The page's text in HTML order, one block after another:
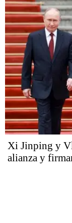
Xi Jinping y
alianza y